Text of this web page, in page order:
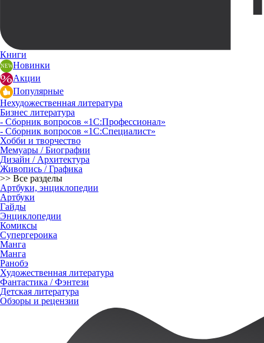
Книги
Новинки
Акции
Популярные
Нехудожественная литература
Бизнес литература
- Сборник вопросов «1С:Профессионал»
- Сборник вопросов «1С:Специалист»
Хобби и творчество
Мемуары / Биографии
Дизайн / Архитектура
Живопись / Графика
>> Все разделы
Артбуки, энциклопедии
Артбуки
Гайды
Энциклопедии
Комиксы
Супергероика
Манга
Манга
Ранобэ
Художественная литература
Фантастика / Фэнтези
Детская литература
Обзоры и рецензии